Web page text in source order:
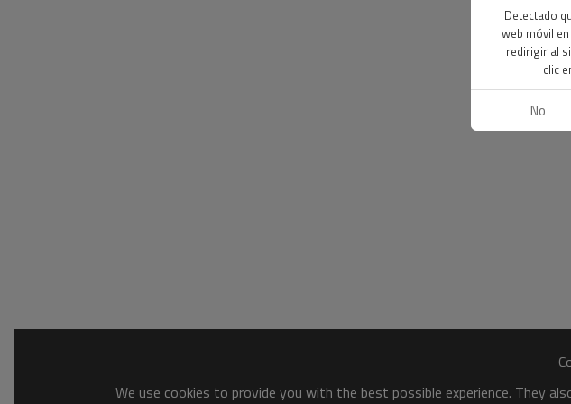
We use cookies to provide you with the best possible experience. They
Detectado
web móvil
redirigir al
clic
No